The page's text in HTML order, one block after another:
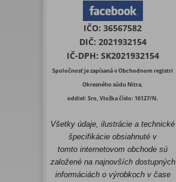
IČO: 36567582
DIČ: 2021932154
IČ-DPH: SK2021932154
Spoločnosť je zapísaná v Obchodnom registri
Okresného súdu Nitra,
oddiel: Sro, Vložka číslo: 16127/N.
Všetky údaje, ilustrácie a technické
špecifikácie obsiahnuté v
tomto internetovom obchode sú
založené na najnovších dostupných
informáciách o výrobkoch v čase